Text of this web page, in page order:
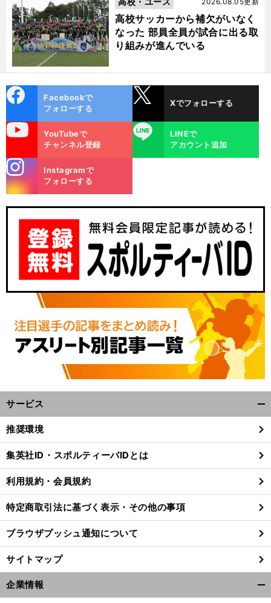
高校サッカーから補欠がいなく
なった 部員全員が試合に出る取
り組みが進んでいる
ok
Facebookで
フォローする
Xでフォローする
YouTubeで
チャンネル登録
LINE
LINEで
アカウント追加
m
Instagramで
フォローする
サービス
閉
る
推奨環境
集英社ID・スポルティーバIDとは
利用規約・会員規約
特定商取引法に基づく表示・その他の事項
ブラウザプッシュ通知について
サイトマップ
企業情報